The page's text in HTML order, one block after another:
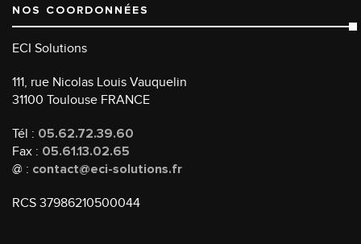
NOS COORDONNÉES
ECI Solutions
111, rue Nicolas Louis Vauquelin
31100 Toulouse FRANCE
Tél : 05.62.72.39.60
Fax : 05.61.13.02.65
@ : contact@eci-solutions.fr
RCS 37986210500044